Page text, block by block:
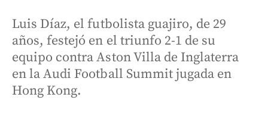
Luis Díaz, el futbolista guajiro, de 29
años, festejó en el triunfo 2-1 de su
equipo contra Aston Villa de Inglaterra
en la Audi Football Summit jugada en
Hong Kong.